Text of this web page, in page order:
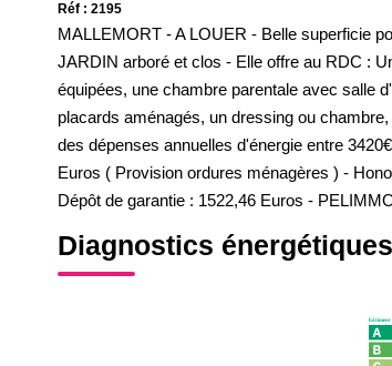
Réf : 2195
MALLEMORT - A LOUER - Belle superficie
JARDIN arboré et clos - Elle offre au RDC :
équipées, une chambre parentale avec salle
placards aménagés, un dressing ou
des dépenses annuelles d'énergie entre
Euros ( Provision ordures ménagères ) -
Dépôt de garantie : 1522,46 Euros -
Diagnostics énergétiques